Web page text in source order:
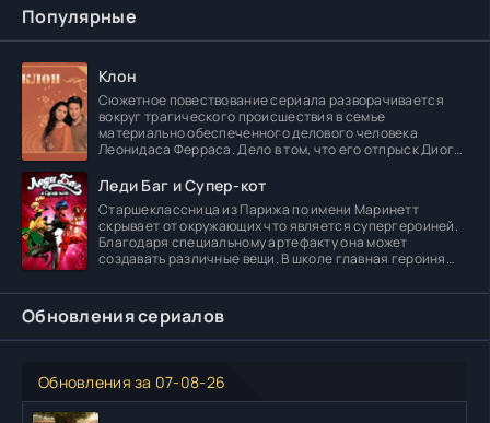
Популярные
Клон
Сюжетное повествование сериала разворачивается
вокруг трагического происшествия в семье
материально обеспеченного делового человека
Леонидаса Ферраса. Дело в том, что его отпрыск Диога
Леди Баг и Супер-кот
Старшеклассница из Парижа по имени Маринетт
скрывает от окружающих что является супергероиней.
Благодаря специальному артефакту она может
создавать различные вещи. В школе главная героиня
Обновления сериалов
Обновления за 07-08-26